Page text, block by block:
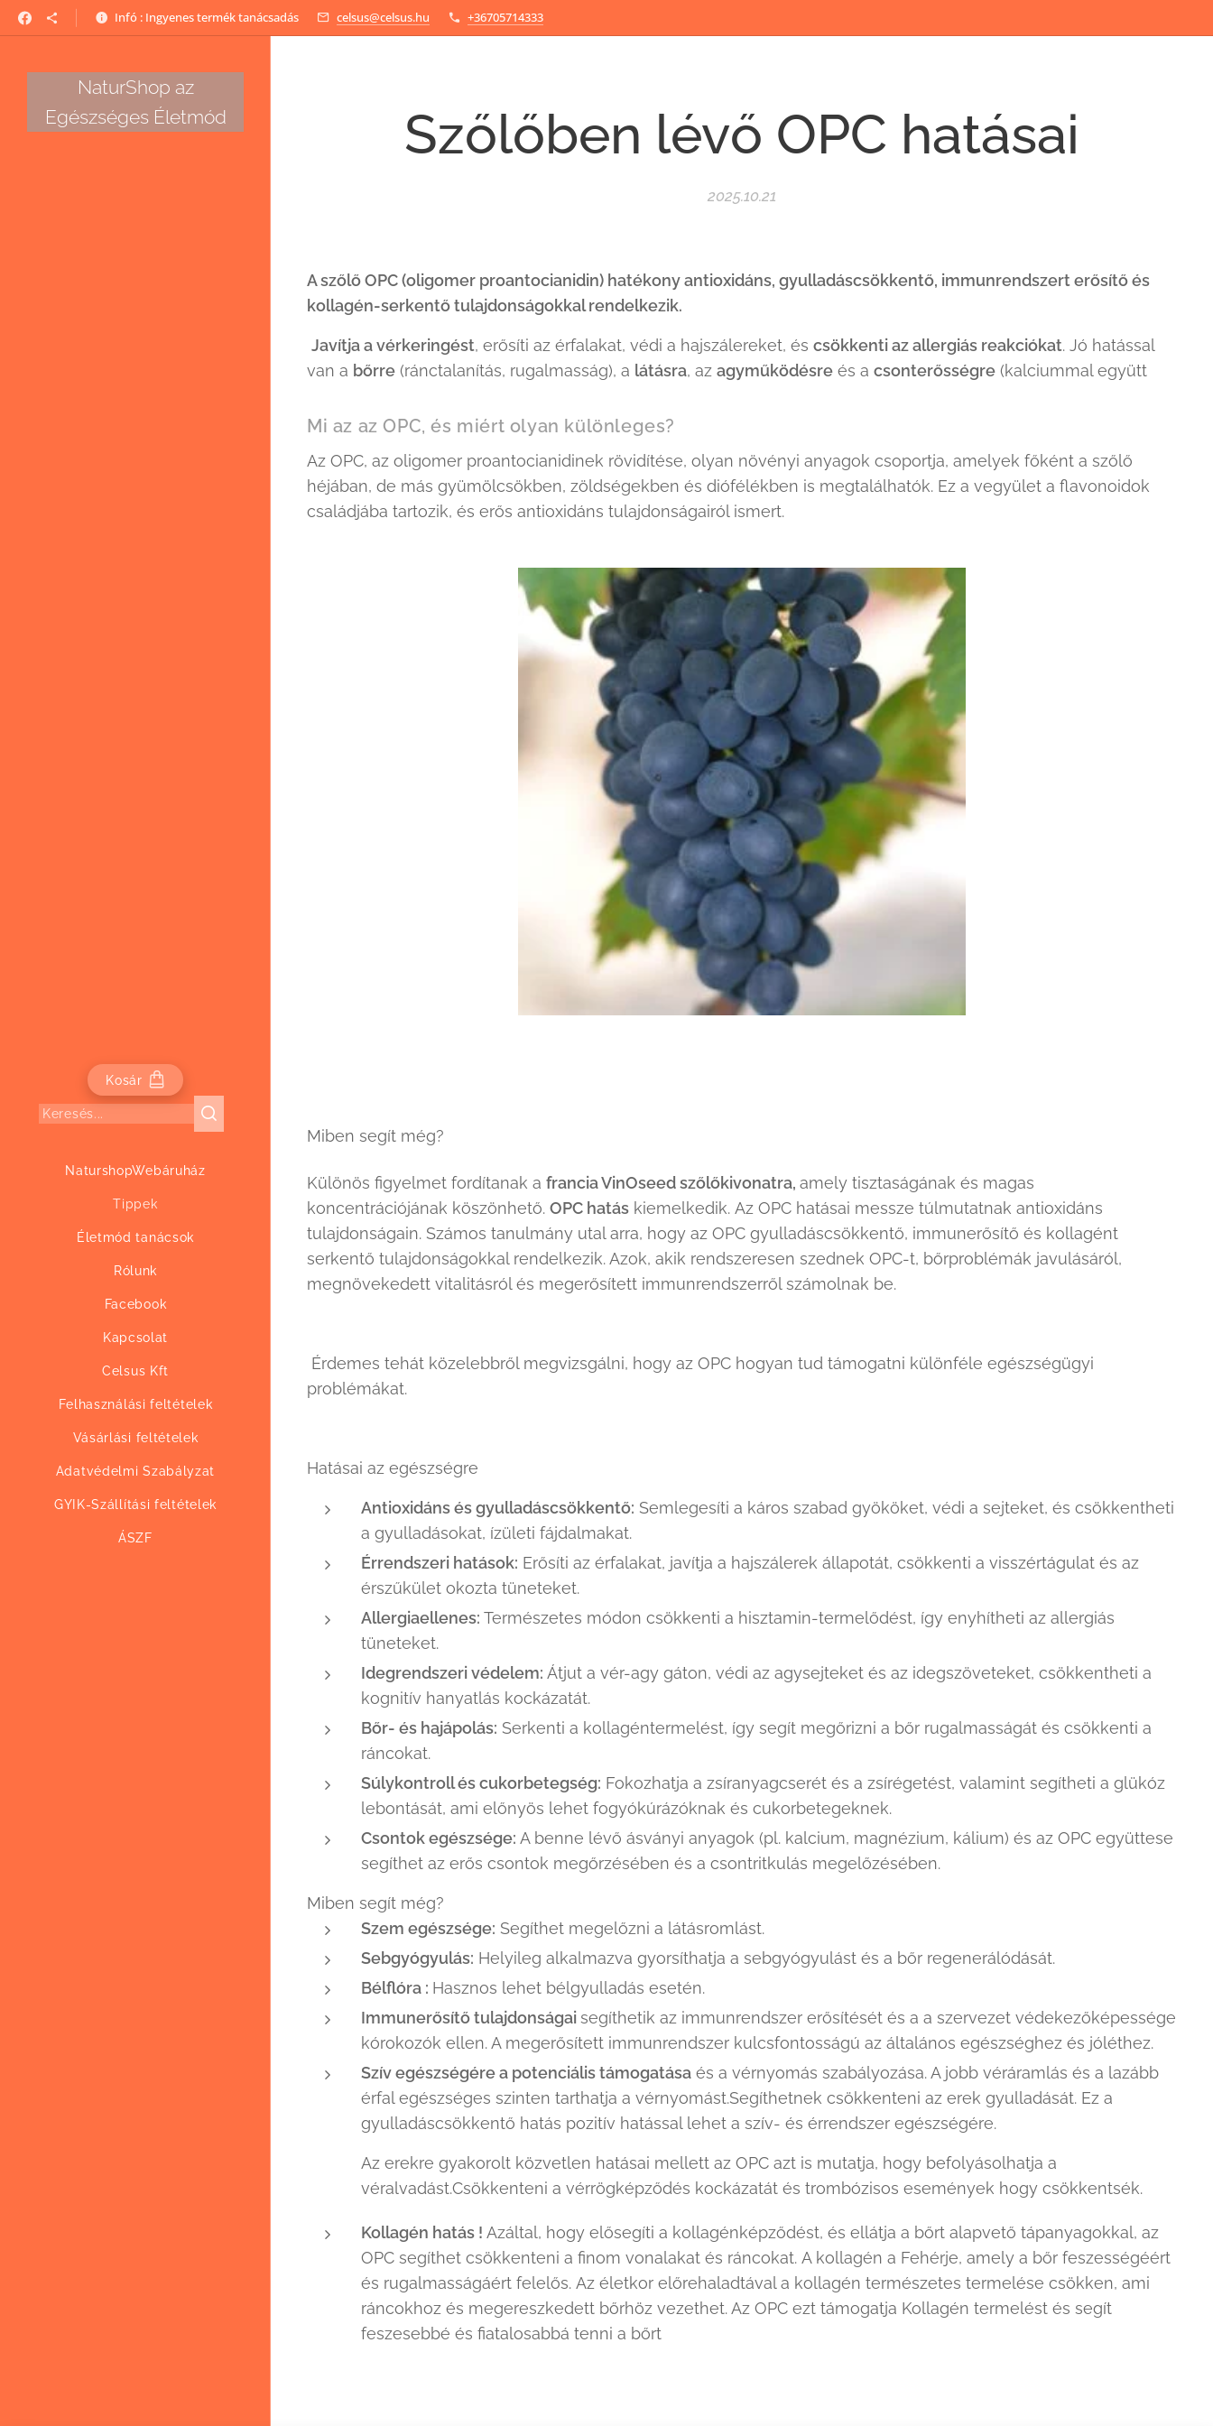
Infó : Ingyenes termék tanácsadás celsus@celsus.hu +36705714333
NaturShop az
Egészséges Életmód
Kosár
NaturshopWebáruház
Tippek
Életmód tanácsok
Rólunk
Facebook
Kapcsolat
Celsus Kft
Felhasználási feltételek
Vásárlási feltételek
Adatvédelmi Szabályzat
GYIK-Szállítási feltételek
ÁSZF
Szőlőben lévő OPC hatásai
2025.10.21
A szőlő OPC (oligomer proantocianidin) hatékony antioxidáns, gyulladáscsökkentő, immunrendszert erősítőés
kollagén-serkentőtulajdonságokkal rendelkezik.
Javítja a vérkeringést, erősíti az érfalakat, védi a hajszálereket, és csökkenti az allergiás reakciókat. Jó hatással
van a bőrre (ránctalanítás, rugalmasság), a látásra, az agyműködésre és a csonterősségre (kalciummal együtt
Mi az az OPC, és miért olyan különleges?
Az OPC, az oligomer proantocianidinek rövidítése, olyan növényi anyagok csoportja, amelyek főként a szőlő
héjában, de más gyümölcsökben, zöldségekben és diófélékben is megtalálhatók. Ez a vegyület a flavonoidok
családjába tartozik, és erős antioxidáns tulajdonságairól ismert.
Miben segít még?
Különös figyelmet fordítanak a francia VinOseed szőlőkivonatra, amely tisztaságának és magas
koncentrációjának köszönhető. OPC hatás kiemelkedik. Az OPC hatásai messze túlmutatnak antioxidáns
tulajdonságain. Számos tanulmány utal arra, hogy az OPC gyulladáscsökkentő, immunerősítő és kollagént
serkentő tulajdonságokkal rendelkezik. Azok, akik rendszeresen szednek OPC-t, bőrproblémák javulásáról,
megnövekedett vitalitásról és megerősített immunrendszerről számolnak be.
Érdemes tehát közelebbről megvizsgálni, hogy az OPC hogyan tud támogatni különféle egészségügyi
problémákat.
Hatásai az egészségre
Antioxidáns és gyulladáscsökkentő: Semlegesíti a káros szabad gyököket, védi a sejteket, és csökkentheti
a gyulladásokat, ízületi fájdalmakat.
Érrendszeri hatások: Erősíti az érfalakat, javítja a hajszálerek állapotát, csökkenti a visszértágulat és az
érszűkület okozta tüneteket.
Allergiaellenes: Természetes módon csökkenti a hisztamin-termelődést, így enyhítheti az allergiás
tüneteket.
Idegrendszeri védelem: Átjut a vér-agy gáton, védi az agysejteket és az idegszöveteket, csökkentheti a
kognitív hanyatlás kockázatát.
Bőr- és hajápolás: Serkenti a kollagéntermelést, így segít megőrizni a bőr rugalmasságát és csökkenti a
ráncokat.
Súlykontroll és cukorbetegség: Fokozhatja a zsíranyagcserét és a zsírégetést, valamint segítheti a glükóz
lebontását, ami előnyös lehet fogyókúrázóknak és cukorbetegeknek.
Csontok egészsége: A benne lévő ásványi anyagok (pl. kalcium, magnézium, kálium) és az OPC együttese
segíthet az erős csontok megőrzésében és a csontritkulás megelőzésében.
Miben segít még?
Szem egészsége: Segíthet megelőzni a látásromlást.
Sebgyógyulás: Helyileg alkalmazva gyorsíthatja a sebgyógyulást és a bőr regenerálódását.
Bélflóra : Hasznos lehet bélgyulladás esetén.
Immunerősítő tulajdonságaisegíthetik az immunrendszer erősítését és a a szervezet védekezőképessége
kórokozók ellen. A megerősített immunrendszer kulcsfontosságú az általános egészséghez és jóléthez.
Szív egészségére a potenciális támogatása és a vérnyomás szabályozása. A jobb véráramlás és a lazább
érfal egészséges szinten tarthatja a vérnyomást.Segíthetnek csökkenteni az erek gyulladását. Ez a
gyulladáscsökkentő hatás pozitív hatással lehet a szív- és érrendszer egészségére.
Az erekre gyakorolt ​​közvetlen hatásai mellett az OPC azt is mutatja, hogy befolyásolhatja a
véralvadást.Csökkenteni a vérrögképződés kockázatát és trombózisos események hogy csökkentsék.
Kollagén hatás ! Azáltal, hogy elősegíti a kollagénképződést, és ellátja a bőrt alapvető tápanyagokkal, az
OPC segíthet csökkenteni a finom vonalakat és ráncokat. A kollagén a Fehérje, amely a bőr feszességéért
és rugalmasságáért felelős. Az életkor előrehaladtával a kollagén természetes termelése csökken, ami
ráncokhoz és megereszkedett bőrhöz vezethet. Az OPC ezt támogatja Kollagén termelést és segít
feszesebbé és fiatalosabbá tenni a bőrt